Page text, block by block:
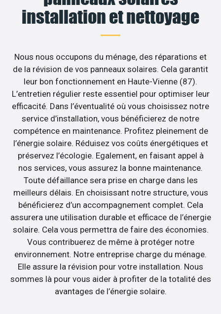
installation et nettoyage
Nous nous occupons du ménage, des réparations et
de la révision de vos panneaux solaires. Cela garantit
leur bon fonctionnement en Haute-Vienne (87).
L’entretien régulier reste essentiel pour optimiser leur
efficacité. Dans l’éventualité où vous choisissez notre
service d’installation, vous bénéficierez de notre
compétence en maintenance. Profitez pleinement de
l’énergie solaire. Réduisez vos coûts énergétiques et
préservez l’écologie. Egalement, en faisant appel à
nos services, vous assurez la bonne maintenance.
Toute défaillance sera prise en charge dans les
meilleurs délais. En choisissant notre structure, vous
bénéficierez d’un accompagnement complet. Cela
assurera une utilisation durable et efficace de l’énergie
solaire. Cela vous permettra de faire des économies.
Vous contribuerez de même à protéger notre
environnement. Notre entreprise charge du ménage.
Elle assure la révision pour votre installation. Nous
sommes là pour vous aider à profiter de la totalité des
avantages de l’énergie solaire.